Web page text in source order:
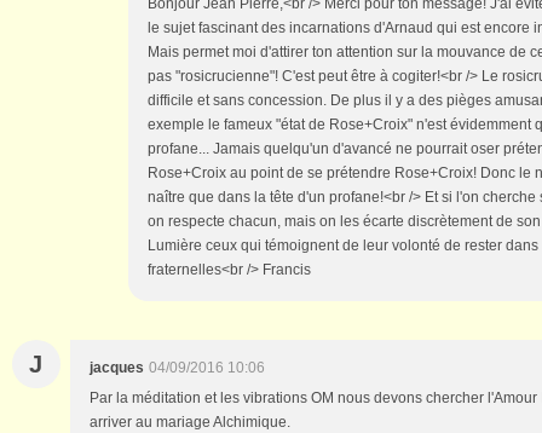
Bonjour Jean Pierre,<br /> Merci pour ton message! J'ai
le sujet fascinant des incarnations d'Arnaud qui est encore
Mais permet moi d'attirer ton attention sur la mouvance de
pas "rosicrucienne"! C'est peut être à cogiter!<br /> Le
difficile et sans concession. De plus il y a des pièges
exemple le fameux "état de Rose+Croix" n'est évidemment
profane... Jamais quelqu'un d'avancé ne pourrait oser
Rose+Croix au point de se prétendre Rose+Croix! Donc le
naître que dans la tête d'un profane!<br /> Et si l'on
on respecte chacun, mais on les écarte discrètement de
Lumière ceux qui témoignent de leur volonté de rester
fraternelles<br /> Francis
J jacques 04/09/2016 10:06
Par la méditation et les vibrations OM nous devons chercher
arriver au mariage Alchimique.